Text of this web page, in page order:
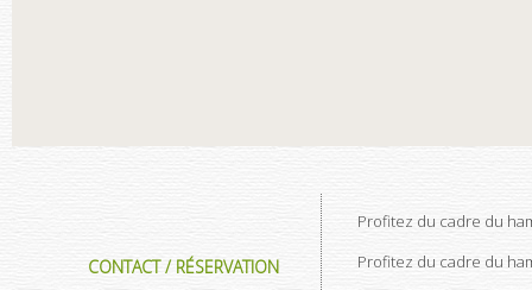
CONTACT / RÉSERVATION
Profitez du cadre du
Profitez du cadre du